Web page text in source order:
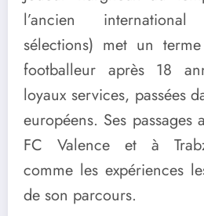
l’ancien
sélections) met un
footballeur après 18
loyaux services, passées
européens. Ses passages
FC Valence et à
comme les expériences
de son parcours.